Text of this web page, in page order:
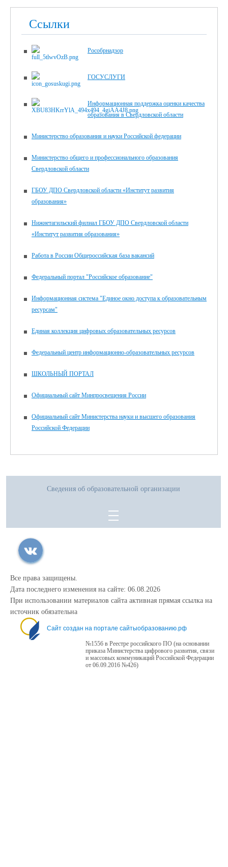
Ссылки
Рособрнадзор
ГОСУСЛУГИ
Информационная поддержка оценки качества
образования в Свердловской области
Министерство образования и науки Российской федерации
Министерство общего и профессионального образования
Свердловской области
ГБОУ ДПО Свердловской области «Институт развития
образования»
Нижнетагильский филиал ГБОУ ДПО Свердловской области
«Институт развития образования»
Работа в России Общероссийская база вакансий
Федеральный портал "Российское образование"
Информационная система "Единое окно доступа к образовательным
ресурсам"
Единая коллекция цифровых образовательных ресурсов
Федеральный центр информационно-образовательных ресурсов
ШКОЛЬНЫЙ ПОРТАЛ
Официальный сайт Минпросвещения России
Официальный сайт Министерства науки и высшего образования
Российской Федерации
Сведения об образовательной организации
Все права защищены.
Дата последнего изменения на сайте: 06.08.2026
При использовании материалов сайта активная прямая ссылка на
источник обязательна
Сайт создан на портале сайтыобразованию.рф
№1556 в Реестре российского ПО (на основании
приказа Министерства цифрового развития, связи
и массовых коммуникаций Российской Федерации
от 06.09.2016 №426)